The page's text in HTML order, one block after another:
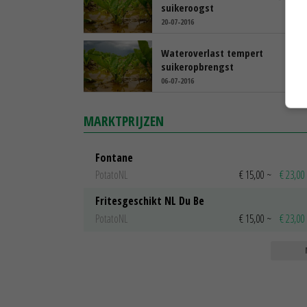
suikeroogst
20-07-2016
Wateroverlast tempert
suikeropbrengst
06-07-2016
MARKTPRIJZEN
Fontane
PotatoNL
€ 15,00 ~ € 23,00
Fritesgeschikt NL Du Be
PotatoNL
€ 15,00 ~ € 23,00